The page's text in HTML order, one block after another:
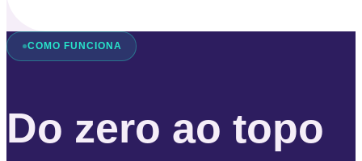
COMO FUNCIONA
Do zero ao topo